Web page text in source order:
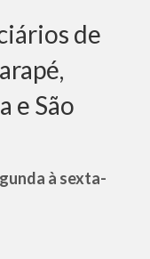
e
de
e São
à sexta-